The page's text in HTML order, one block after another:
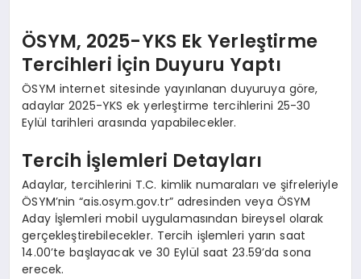
ÖSYM, 2025-YKS Ek Yerleştirme
Tercihleri İçin Duyuru Yaptı
ÖSYM internet sitesinde yayınlanan duyuruya göre,
adaylar 2025-YKS ek yerleştirme tercihlerini 25-30
Eylül tarihleri arasında yapabilecekler.
Tercih İşlemleri Detayları
Adaylar, tercihlerini T.C. kimlik numaraları ve şifreleriyle
ÖSYM’nin “ais.osym.gov.tr” adresinden veya ÖSYM
Aday İşlemleri mobil uygulamasından bireysel olarak
gerçekleştirebilecekler. Tercih işlemleri yarın saat
14.00’te başlayacak ve 30 Eylül saat 23.59’da sona
erecek.